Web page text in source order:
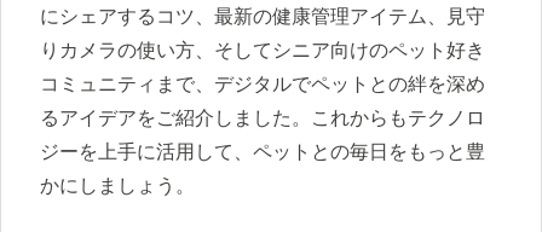
にシェアするコツ、最新の健康管理アイテム、見守
りカメラの使い方、そしてシニア向けのペット好き
コミュニティまで、デジタルでペットとの絆を深め
るアイデアをご紹介しました。これからもテクノロ
ジーを上手に活用して、ペットとの毎日をもっと豊
かにしましょう。